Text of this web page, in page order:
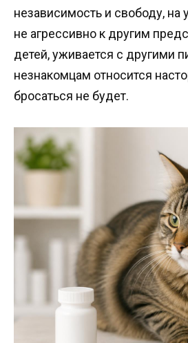
независимость и свободу, на
не агрессивно к другим
детей, уживается с другими
незнакомцам относится
бросаться не будет.